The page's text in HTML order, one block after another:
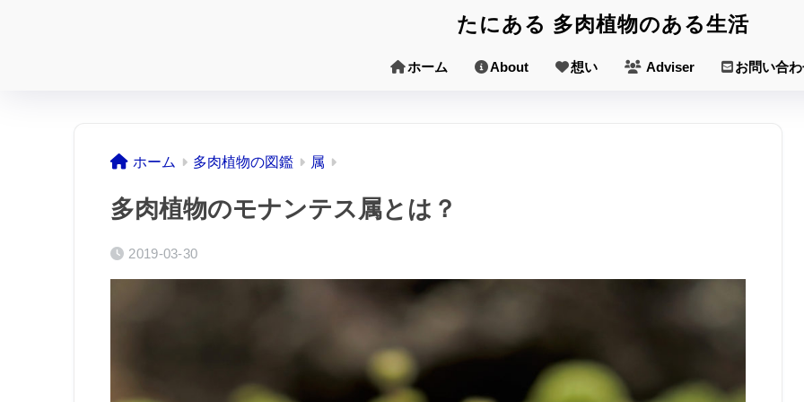
たにある 多肉植物のある生活
ホーム About 想い Adviser お問い合
ホーム 多肉植物の図鑑 属
多肉植物のモナンテス属とは？
2019-03-30